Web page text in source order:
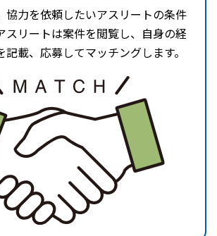
協力を依頼したいアスリートの条件
スリートは案件を閲覧し、自身の経
載、応募してマッチングします。